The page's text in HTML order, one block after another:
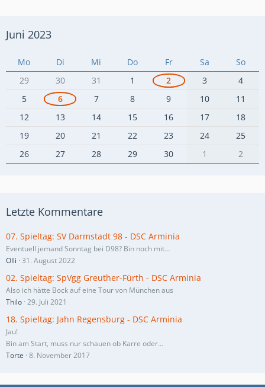
Juni 2023
Mo Di Mi Do Fr Sa
So
29
30 31 1 2 3
4
5
6 7 8 9 10
11
12
13 14 15 16 17
18
19
20 21 22 23 24
25
26
27 28 29 30 1 2
Letzte Kommentare
07. Spieltag: SV Darmstadt 98 - DSC Arminia
Eventuell jemand Sonntag bei D98? Bin noch mit…
Olli 31. August 2022
02. Spieltag: SpVgg Greuther-Fürth - DSC Arminia
Also ich hätte Bock auf eine Tour von München aus
Thilo 29. Juli 2021
18. Spieltag: Jahn Regensburg - DSC Arminia
Jau!
Bin am Start, muss nur schauen ob Karre oder…
Torte 8. November 2017